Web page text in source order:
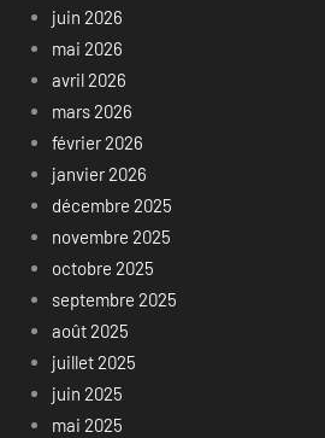
juin 2026
mai 2026
avril 2026
mars 2026
février 2026
janvier 2026
décembre 2025
novembre 2025
octobre 2025
septembre 2025
août 2025
juillet 2025
juin 2025
mai 2025